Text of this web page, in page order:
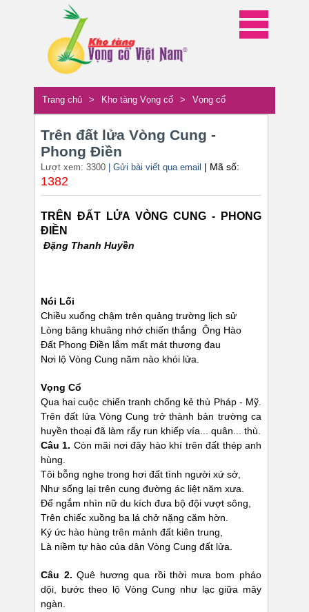
Trang chủ > Kho tàng Vọng cổ > Vọng cổ
Trên đất lửa Vòng Cung -
Phong Điền
Lượt xem: 3300 | Gửi bài viết qua email | Mã số:
1382
TRÊN ĐẤT LỬA VÒNG CUNG - PHONG
ĐIỀN
Đặng Thanh Huyền
Nói Lối
Chiều xuống chậm trên quảng trường lịch sử
Lòng bâng khuâng nhớ chiến thắng Ông Hào
Đất Phong Điền lắm mất mát thương đau
Nơi lộ Vòng Cung năm nào khói lửa.
Vọng Cổ
Qua hai cuộc chiến tranh chống kẻ thù Pháp - Mỹ.
Trên đất lửa Vòng Cung trở thành bản trường ca
huyền thoại đã làm rẩy run khiếp vía... quân... thù.
Câu 1. Còn mãi nơi đây hào khí trên đất thép anh
hùng.
Tôi bỗng nghe trong hơi đất tình người xứ sở,
Như sống lại trên cung đường ác liệt năm xưa.
Để ngắm nhìn nữ du kích đưa bộ đội vượt sông,
Trên chiếc xuồng ba lá chở nặng căm hờn.
Ký ức hào hùng trên mảnh đất kiên trung,
Là niềm tự hào của dân Vòng Cung đất lửa.
Câu 2. Quê hương qua rồi thời mưa bom pháo
dội, bước theo lộ Vòng Cung như lạc giữa mây
ngàn.